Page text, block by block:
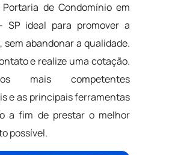
de Condomínio em
SP ideal para promover a
sem abandonar a qualidade.
e realize uma cotação.
mais competentes
e as principais ferramentas
a fim de prestar o melhor
possível.